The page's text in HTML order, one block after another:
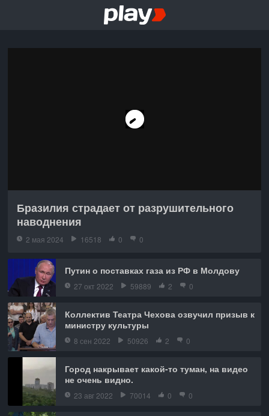
Бразилия страдает от разрушительного
наводнения
2 мая 2024 16518 0 0
Путин о поставках газа из РФ в Молдову
27 окт 2022 59889 2 0
Коллектив Театра Чехова озвучил призыв к
министру культуры
8 сен 2022 50926 2 0
Город накрывает какой-то туман, на видео
не очень видно.
23 авг 2022 70014 0 0